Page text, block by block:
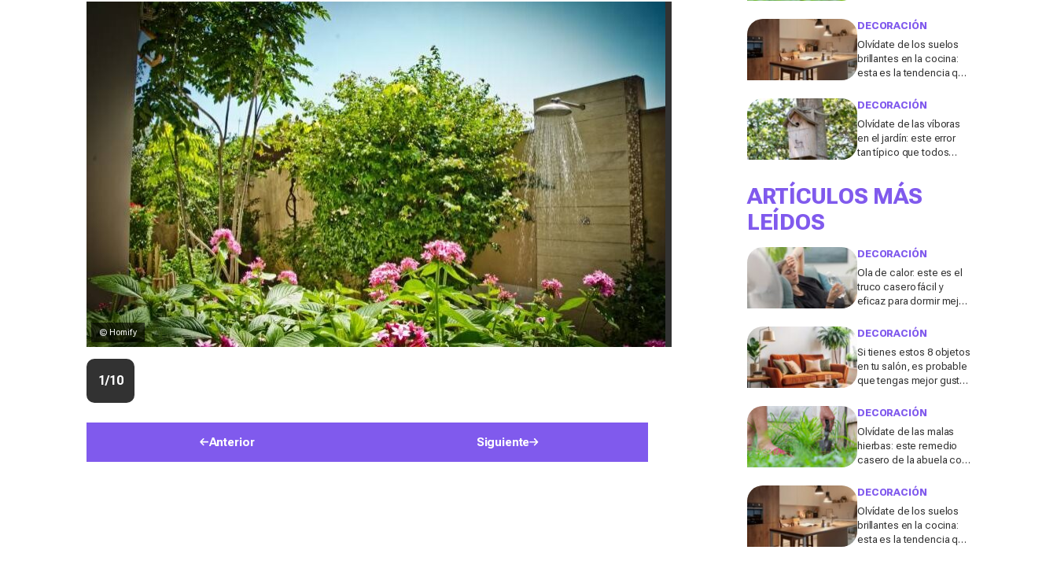
© Homify
1/10
Anterior Siguiente
tienes ya en tu cocina
DECORACIÓN
Olvídate de los suelos
brillantes en la cocina:
esta es la tendencia que
una diseñadora de
DECORACIÓN
Olvídate de las víboras
en el jardín: este error
tan típico que todos
de fuertes lluvias las
atrae en masa
ARTÍCULOS MÁS
LEÍDOS
DECORACIÓN
Ola de calor: este es el
truco casero fácil y
eficaz para dormir mejor
DECORACIÓN
Si tienes estos 8 objetos
en tu salón, es probable
que tengas mejor gusto
DECORACIÓN
Olvídate de las malas
hierbas: este remedio
casero de la abuela con
tienes ya en tu cocina
DECORACIÓN
Olvídate de los suelos
brillantes en la cocina:
esta es la tendencia que